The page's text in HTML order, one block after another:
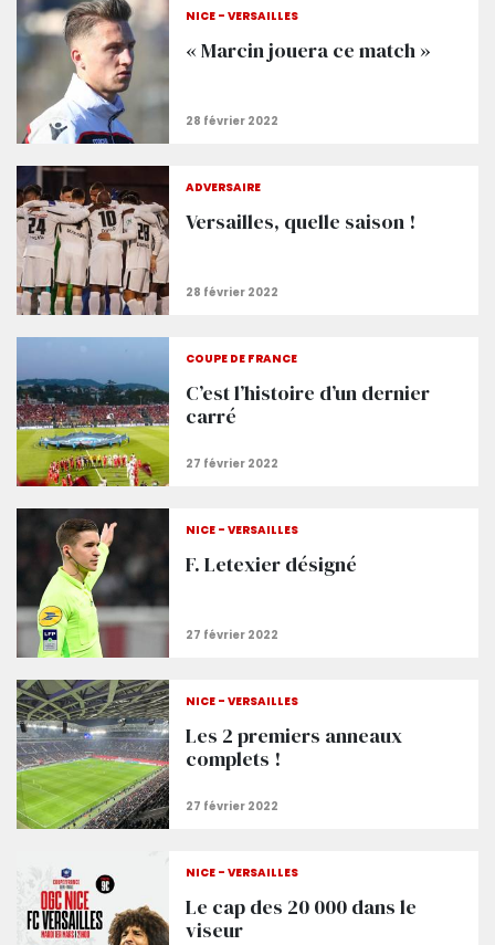
NICE - VERSAILLES
« Marcin jouera ce match »
ADVERSAIRE
Versailles, quelle saison !
COUPE DE FRANCE
C’est l’histoire d’un dernier
carré
NICE - VERSAILLES
F. Letexier désigné
NICE - VERSAILLES
Les 2 premiers anneaux
complets !
NICE - VERSAILLES
Le cap des 20 000 dans le
viseur